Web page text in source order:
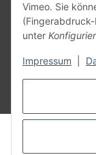
Vimeo. Sie
unter
Impressum
* Alle Preise inkl.